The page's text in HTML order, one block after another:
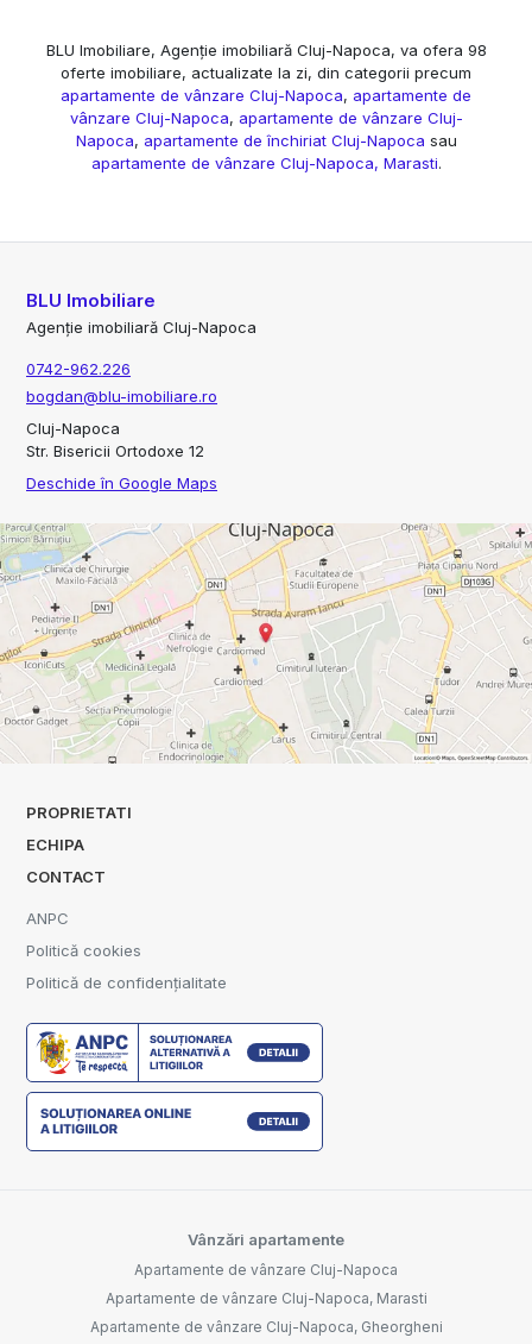
BLU Imobiliare, Agenție imobiliară Cluj-Napoca, va ofera 98
oferte imobiliare, actualizate la zi, din categorii precum
apartamente de vânzare Cluj-Napoca, apartamente de
vânzare Cluj-Napoca, apartamente de vânzare Cluj-
Napoca, apartamente de închiriat Cluj-Napoca sau
apartamente de vânzare Cluj-Napoca, Marasti.
BLU Imobiliare
Agenție imobiliară Cluj-Napoca
0742-962.226
bogdan@blu-imobiliare.ro
Cluj-Napoca
Str. Bisericii Ortodoxe 12
Deschide în Google Maps
PROPRIETATI
ECHIPA
CONTACT
ANPC
Politică cookies
Politică de confidențialitate
Vânzări apartamente
Apartamente de vânzare Cluj-Napoca
Apartamente de vânzare Cluj-Napoca, Marasti
Apartamente de vânzare Cluj-Napoca, Gheorgheni